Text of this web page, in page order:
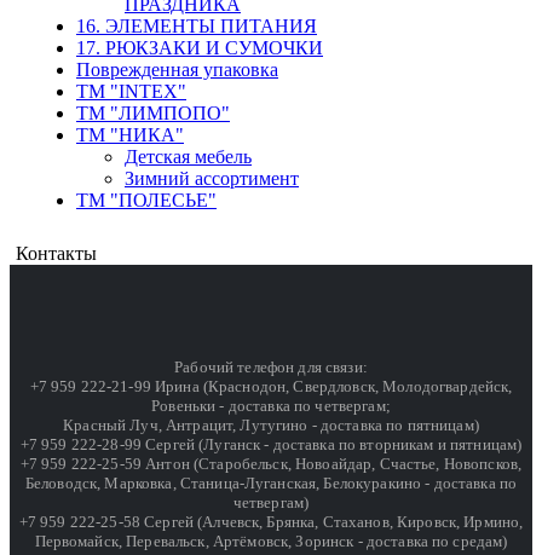
16. ЭЛЕМЕНТЫ ПИТАНИЯ
17. РЮКЗАКИ И СУМОЧКИ
Поврежденная упаковка
ТМ "INTEX"
ТМ "ЛИМПОПО"
ТМ "НИКА"
Детская мебель
Зимний ассортимент
ТМ "ПОЛЕСЬЕ"
Контакты
Рабочий телефон для связи:
+7 959 222-21-99 Ирина (Краснодон, Свердловск, Молодогвардейск,
Ровеньки - доставка по четвергам;
Красный Луч, Антрацит, Лутугино - доставка по пятницам)
+7 959 222-28-99 Сергей (Луганск - доставка по вторникам и пятницам)
+7 959 222-25-59 Антон (Старобельск, Новоайдар, Счастье, Новопсков,
Беловодск, Марковка, Станица-Луганская, Белокуракино - доставка по
четвергам)
+7 959 222-25-58 Сергей (Алчевск, Брянка, Стаханов, Кировск, Ирмино,
Первомайск, Перевальск, Артёмовск, Зоринск - доставка по средам)